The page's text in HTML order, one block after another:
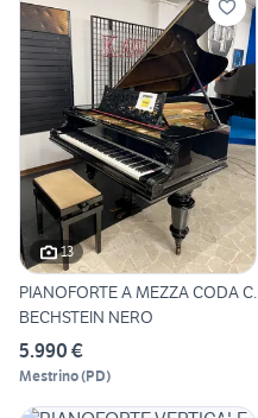
13
PIANOFORTE A MEZZA CODA C.
BECHSTEIN NERO
5.990 €
Mestrino(PD)